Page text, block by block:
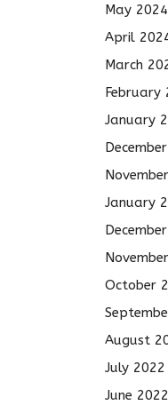
May 2024
April
March
February
January
January
October
August
July 2022
June 2022